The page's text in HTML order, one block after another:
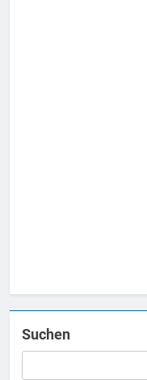
Suchen